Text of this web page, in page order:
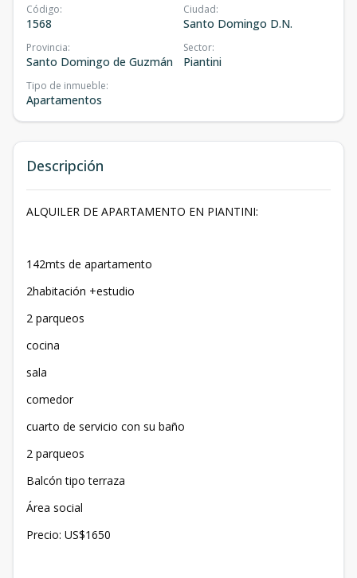
Código:
1568
Ciudad:
Santo Domingo D.N.
Provincia:
Santo Domingo de Guzmán
Sector:
Piantini
Tipo de inmueble:
Apartamentos
Descripción
ALQUILER DE APARTAMENTO EN PIANTINI:
142mts de apartamento
2habitación +estudio
2 parqueos
cocina
sala
comedor
cuarto de servicio con su baño
2 parqueos
Balcón tipo terraza
Área social
Precio: US$1650